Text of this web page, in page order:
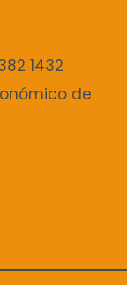
1432
de